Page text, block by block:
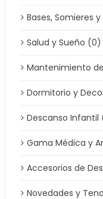
Bases, Somieres
Salud y Sueño (0)
Mantenimiento
Dormitorio y
Descanso Infantil
Gama Médica y
Accesorios de
Novedades y